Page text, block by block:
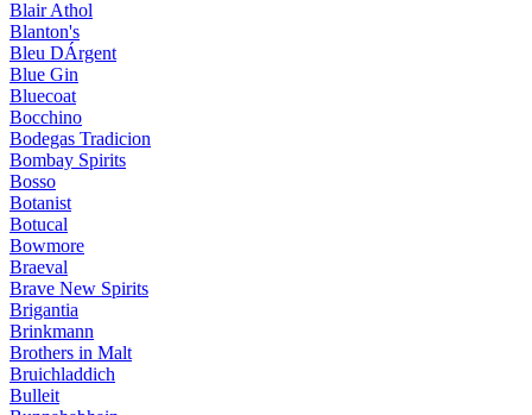
Blair Athol
Blanton's
Bleu DÁrgent
Blue Gin
Bluecoat
Bocchino
Bodegas Tradicion
Bombay Spirits
Bosso
Botanist
Botucal
Bowmore
Braeval
Brave New Spirits
Brigantia
Brinkmann
Brothers in Malt
Bruichladdich
Bulleit